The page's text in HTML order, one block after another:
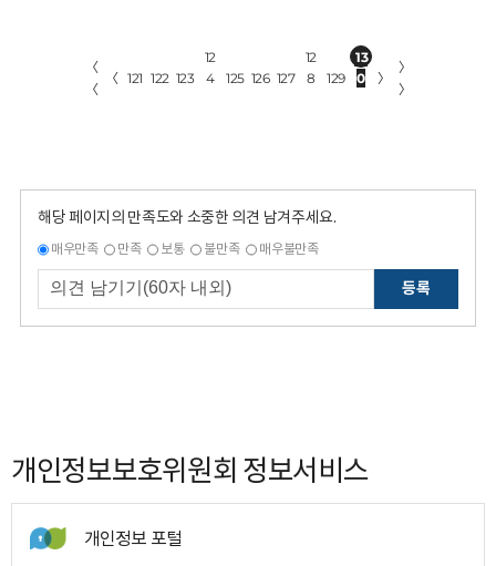
〈
〈
〈 121 122 123
12
4
125 126 127
12
8
129
13
0
〉
〉
〉
해당 페이지의 만족도와 소중한 의견 남겨주세요.
매우만족 만족 보통 불만족 매우불만족
등록
개인정보보호위원회 정보서비스
개인정보 포털